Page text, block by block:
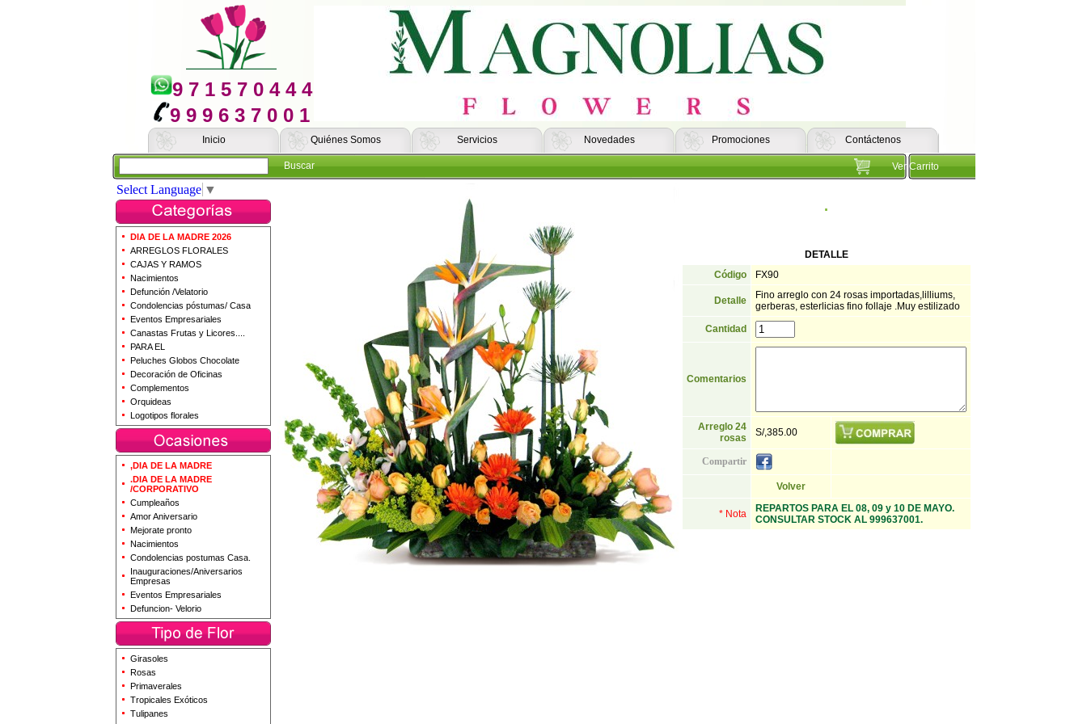
9 7 1 5 7 0 4 4 4
9 9 9 6 3 7 0 0 1
Inicio Quiénes Somos Servicios Novedades Promociones Contáctenos
Buscar Ver Carrito
Select Language ▼
DIA DE LA MADRE 2026
ARREGLOS FLORALES
CAJAS Y RAMOS
Nacimientos
Defunción /Velatorio
Condolencias póstumas/ Casa
Eventos Empresariales
Canastas Frutas y Licores....
PARA EL
Peluches Globos Chocolate
Decoración de Oficinas
Complementos
Orquideas
Logotipos florales
,DIA DE LA MADRE
.DIA DE LA MADRE
/CORPORATIVO
Cumpleaños
Amor Aniversario
Mejorate pronto
Nacimientos
Condolencias postumas Casa.
Inauguraciones/Aniversarios
Empresas
Eventos Empresariales
Defuncion- Velorio
Girasoles
Rosas
Primaverales
Tropicales Exóticos
Tulipanes
.
DETALLE
Código
FX90
Detalle
Fino arreglo con 24 rosas importadas,lilliums,
gerberas, esterlicias fino follaje .Muy estilizado
Cantidad
Comentarios
Arreglo 24
rosas
S/,385.00
Compartir
Volver
* Nota
REPARTOS PARA EL 08, 09 y 10 DE MAYO.
CONSULTAR STOCK AL 999637001.